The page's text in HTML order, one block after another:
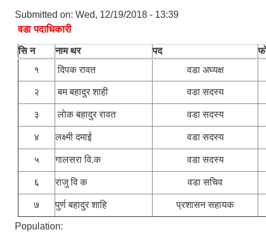
Submitted on: Wed, 12/19/2018 - 13:39
वडा पदाधिकारी
सि न नाम थर पद
१
दिपक रावत वडा अघ्यक्ष
२ बम बहादुर शाही वडा सदस्य
३ लाेक बहादुर रावत वडा सदस्य
४ लक्ष्मी दमाई वडा सदस्य
५ गालसरा वि.क वडा सदस्य
६ राजु वि क वडा सचिव
७ पुर्ण बहादुर शाहि प्रशासन सहायक
Population: